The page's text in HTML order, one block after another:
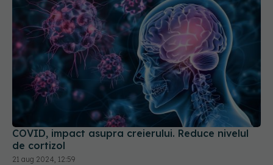
COVID, impact asupra creierului. Reduce nivelul
de cortizol
21 aug 2024, 12:59